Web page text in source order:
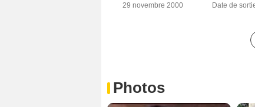
29 novembre 2000 Date de
Photos